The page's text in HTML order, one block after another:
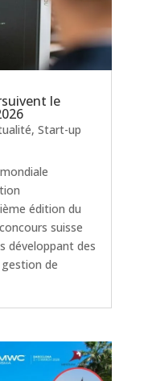
le
, Start-up
édition du
suisse
développant des
de